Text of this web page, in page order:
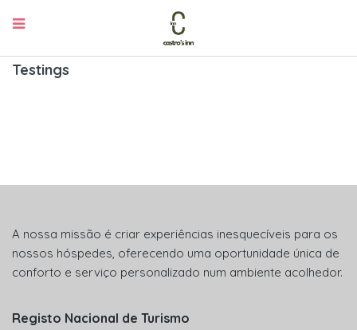
Testings
A nossa missão é criar experiências inesquecíveis para os
nossos hóspedes, oferecendo uma oportunidade única de
conforto e serviço personalizado num ambiente acolhedor.
Registo Nacional de Turismo